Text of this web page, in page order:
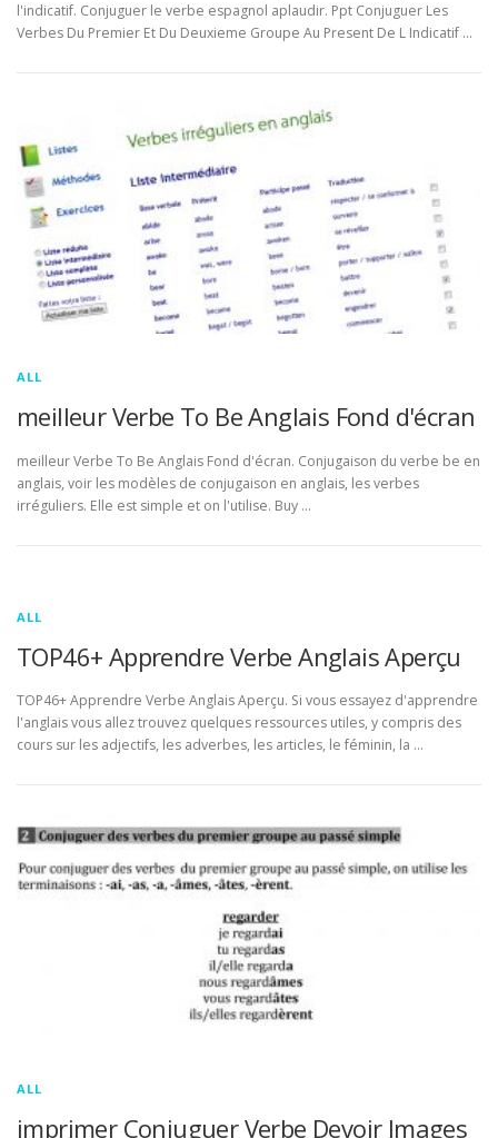
l'indicatif. Conjuguer le verbe espagnol aplaudir. Ppt Conjuguer Les
Verbes Du Premier Et Du Deuxieme Groupe Au Present De L Indicatif …
ALL
meilleur Verbe To Be Anglais Fond d'écran
meilleur Verbe To Be Anglais Fond d'écran. Conjugaison du verbe be en
anglais, voir les modèles de conjugaison en anglais, les verbes
irréguliers. Elle est simple et on l'utilise. Buy …
ALL
TOP46+ Apprendre Verbe Anglais Aperçu
TOP46+ Apprendre Verbe Anglais Aperçu. Si vous essayez d'apprendre
l'anglais vous allez trouvez quelques ressources utiles, y compris des
cours sur les adjectifs, les adverbes, les articles, le féminin, la …
ALL
imprimer Conjuguer Verbe Devoir Images